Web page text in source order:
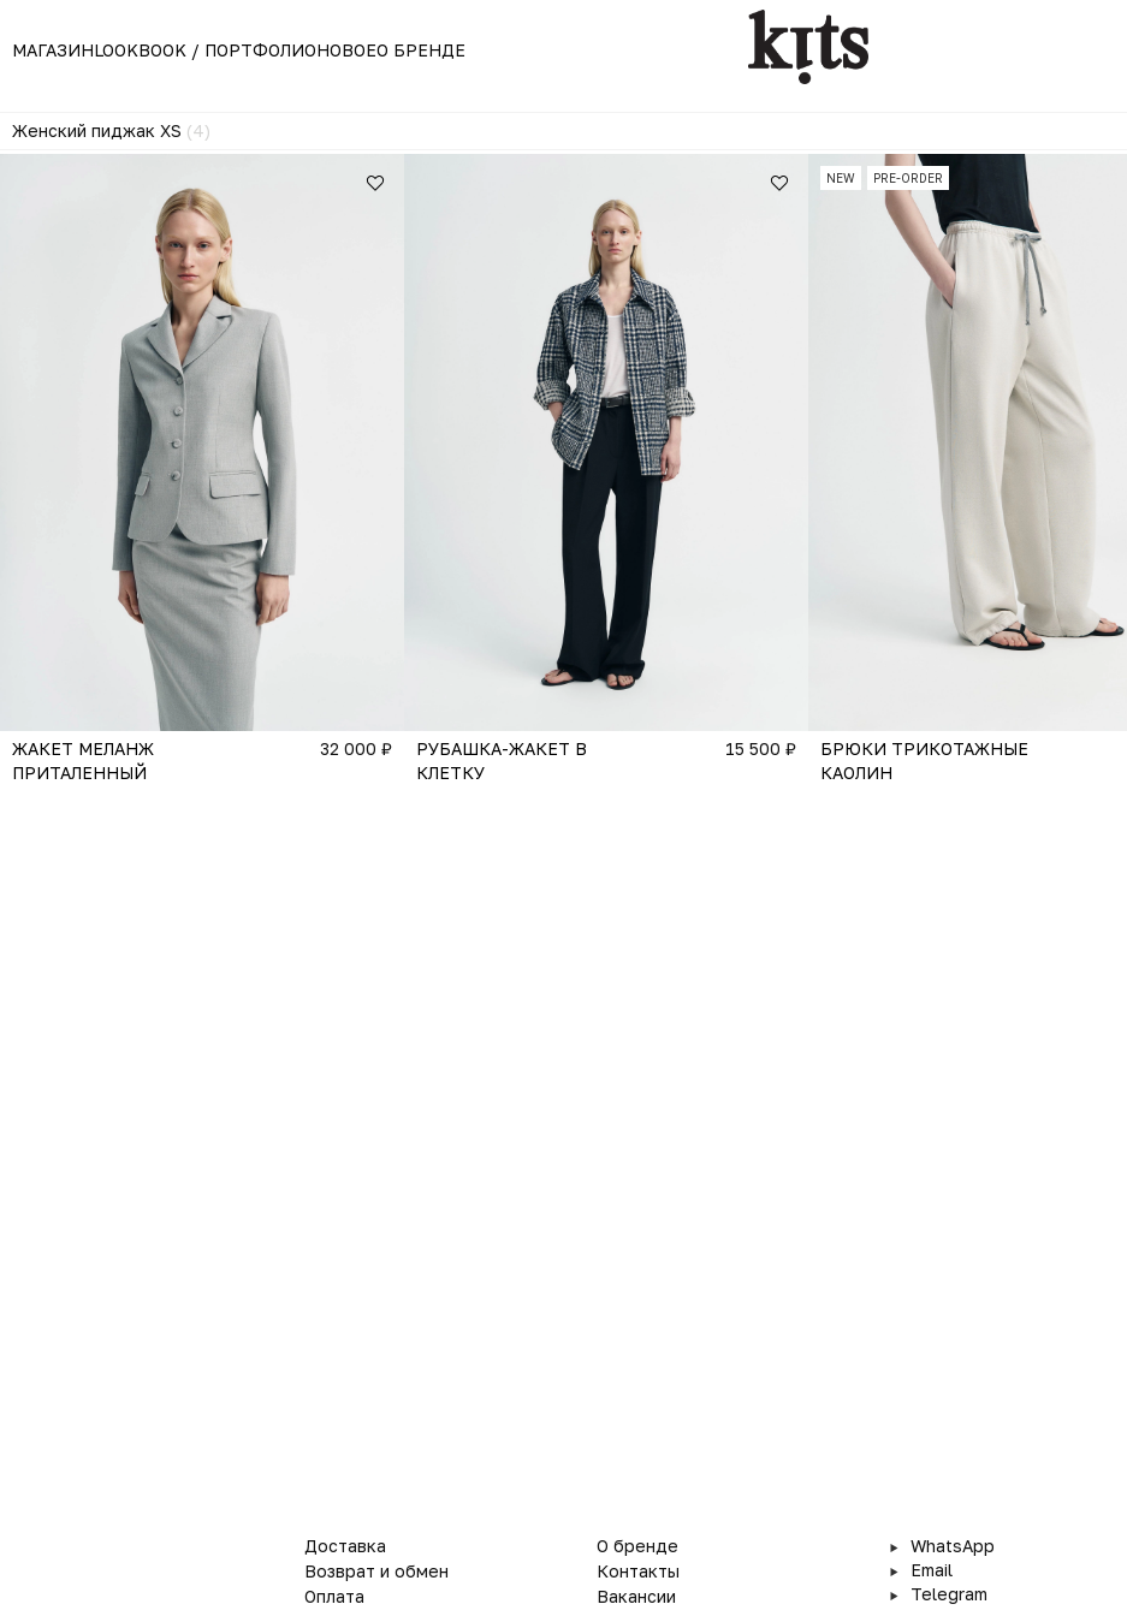
МАГАЗИНLOOKBOOK / ПОРТФОЛИОНОВОЕО БРЕНДЕ
Женский пиджак XS (4)
ЖАКЕТ МЕЛАНЖ
ПРИТАЛЕННЫЙ
32 000 ₽
РУБАШКА-ЖАКЕТ В
КЛЕТКУ
15 500 ₽
NEW PRE-ORDER
БРЮКИ ТРИКОТАЖНЫЕ
КАОЛИН
Доставка
Возврат и обмен
Оплата
О бренде
Контакты
Вакансии
WhatsApp
Email
Telegram